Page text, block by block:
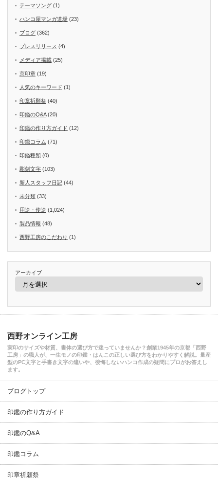
テーマソング (1)
ハンコ屋マンガ道場 (23)
ブログ (362)
プレスリリース (4)
メディア掲載 (25)
京印章 (19)
人気のキーワード (1)
印章祈願祭 (40)
印鑑のQ&A(20)
印鑑の作り方ガイド (12)
印鑑コラム (71)
印鑑種類 (0)
彫刻文字 (103)
新人スタッフ日記 (44)
未分類 (33)
用途・使途 (1,024)
製品情報 (48)
西野工房のこだわり (1)
アーカイブ
西野オンライン工房
実印のサイズや材質、書体の選び方で迷っていませんか？創業1945年の京都「西野
工房」の職人が、一生モノの印鑑・はんこの正しい選び方をわかりやすく解説。量産
型のPC文字と手書き文字の違いや、後悔しないハンコ作成の疑問にプロがお答えし
ます。
ブログトップ
印鑑の作り方ガイド
印鑑のQ&A
印鑑コラム
印章祈願祭